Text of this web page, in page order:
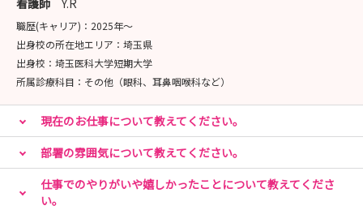
★お問い合わせ
📞 049-276-1115
📧 kangokikaku@saitama-med.ac.jp（看護職採
お気軽にお問合せください。
看護師 Y.R
職歴(キャリア)： 2025年〜
出身校の所在地エリア： 埼玉県
出身校： 埼玉医科大学短期大学
所属診療科目： その他（眼科、耳鼻咽喉科など）
現在のお仕事について教えてください。
部署の雰囲気について教えてください。
仕事でのやりがいや嬉しかったことについて教えてくださ
い。